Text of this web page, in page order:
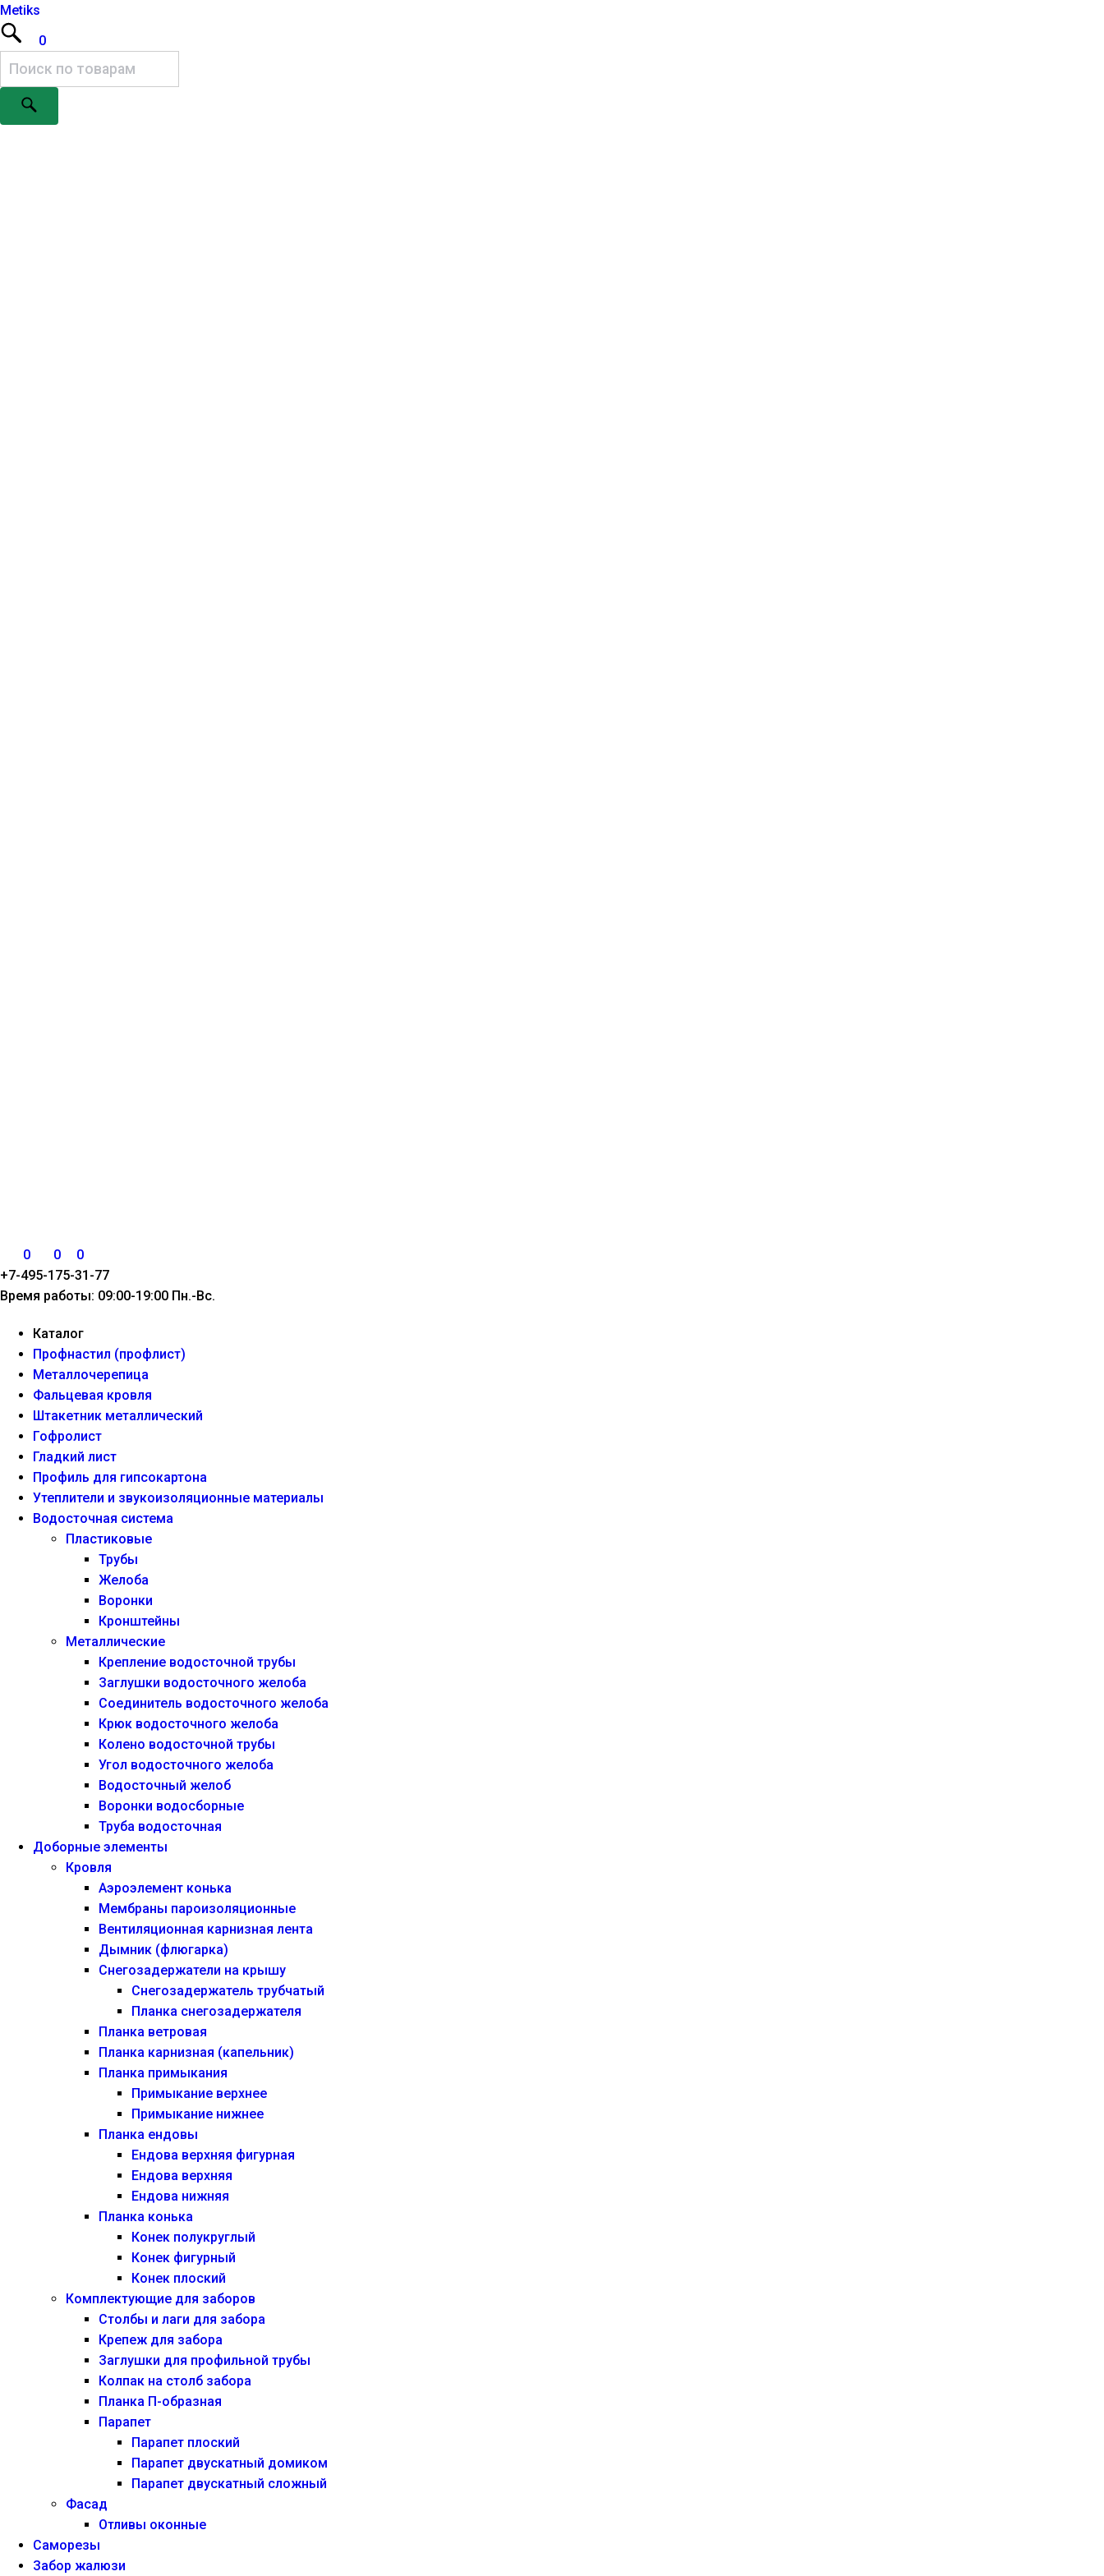
Metiks
0
0 0
0
+7-495-175-31-77
Время работы: 09:00-19:00 Пн.-Вс.
Каталог
Профнастил (профлист)
Металлочерепица
Фальцевая кровля
Штакетник металлический
Гофролист
Гладкий лист
Профиль для гипсокартона
Утеплители и звукоизоляционные материалы
Водосточная система
Пластиковые
Трубы
Желоба
Воронки
Кронштейны
Металлические
Крепление водосточной трубы
Заглушки водосточного желоба
Соединитель водосточного желоба
Крюк водосточного желоба
Колено водосточной трубы
Угол водосточного желоба
Водосточный желоб
Воронки водосборные
Труба водосточная
Доборные элементы
Кровля
Аэроэлемент конька
Мембраны пароизоляционные
Вентиляционная карнизная лента
Дымник (флюгарка)
Снегозадержатели на крышу
Снегозадержатель трубчатый
Планка снегозадержателя
Планка ветровая
Планка карнизная (капельник)
Планка примыкания
Примыкание верхнее
Примыкание нижнее
Планка ендовы
Ендова верхняя фигурная
Ендова верхняя
Ендова нижняя
Планка конька
Конек полукруглый
Конек фигурный
Конек плоский
Комплектующие для заборов
Столбы и лаги для забора
Крепеж для забора
Заглушки для профильной трубы
Колпак на столб забора
Планка П-образная
Парапет
Парапет плоский
Парапет двускатный домиком
Парапет двускатный сложный
Фасад
Отливы оконные
Саморезы
Забор жалюзи